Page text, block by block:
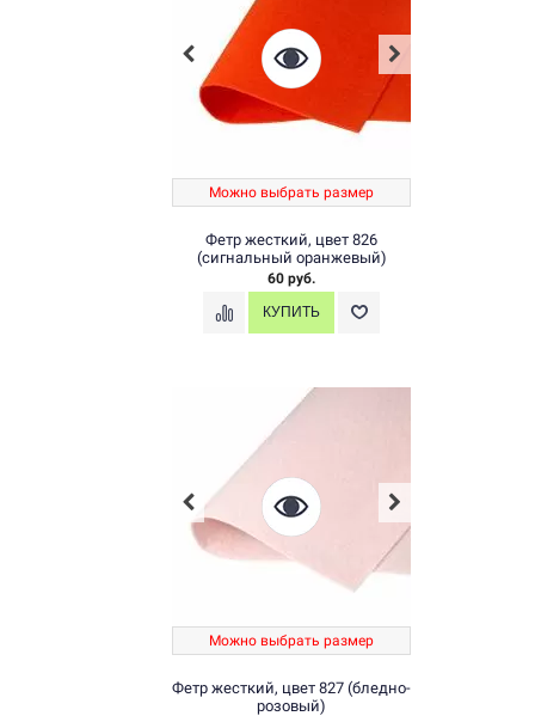
Можно выбрать размер
Фетр жесткий, цвет 826
(сигнальный оранжевый)
60 руб.
Можно выбрать размер
Фетр жесткий, цвет 827 (бледно-
розовый)